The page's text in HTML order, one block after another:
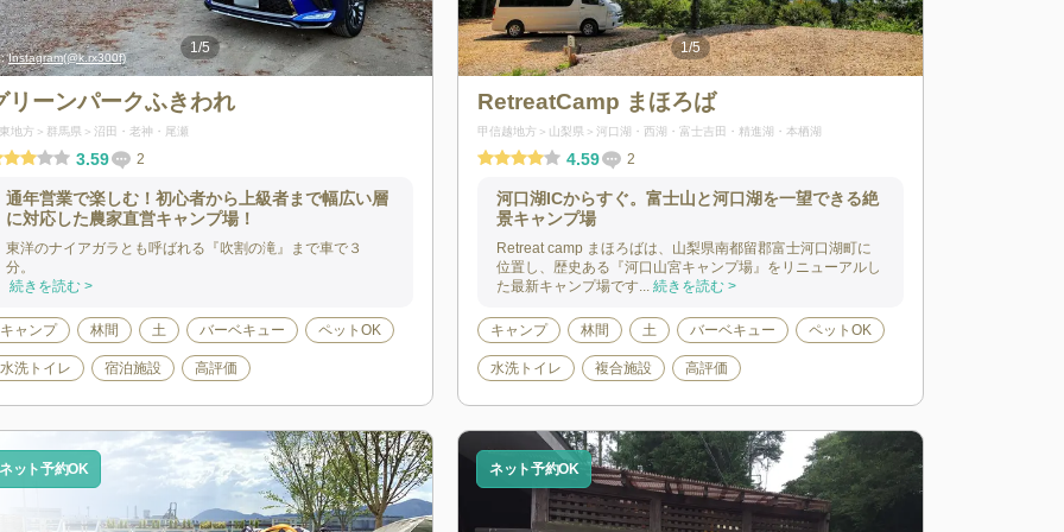
:Instagram(@k.rx300f) 出典:Instagram(@k.rx300f)
1/5
リーンパークふきわれ
地方 群馬県 沼田・老神・尾瀬
3.59 2
通年営業で楽しむ！初心者から上級者まで幅広い層
に対応した農家直営キャンプ場！
東洋のナイアガラとも呼ばれる『吹割の滝』まで車で３
分。 ...
続きを読む >
キャンプ 林間 土 バーベキュー ペットOK
水洗トイレ 宿泊施設 高評価
1/5
RetreatCamp まほろば
甲信越地方 山梨県 河口湖・西湖・富士吉田・精進湖・本栖湖
4.59 2
河口湖ICからすぐ。富士山と河口湖を一望できる絶
景キャンプ場
Retreat camp まほろばは、山梨県南都留郡富士河口湖町に
位置し、歴史ある『河口山宮キャンプ場』をリニューアルし
た最新キャンプ場です... 続きを読む >
キャンプ 林間 土 バーベキュー ペットOK
水洗トイレ 複合施設 高評価
ネット予約OK ネット予約OK